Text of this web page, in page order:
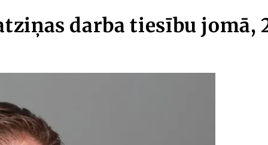
darba tiesību jomā,